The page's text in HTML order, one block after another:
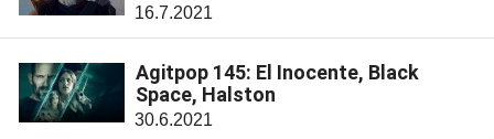
16.7.2021
Agitpop 145: El Inocente, Black
Space, Halston
30.6.2021